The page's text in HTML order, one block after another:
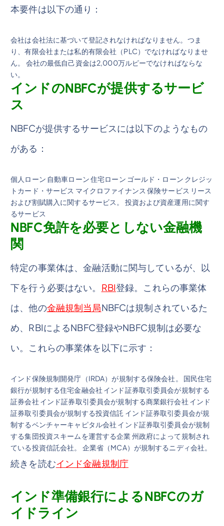
本要件は以下の通り：
会社は会社法に基づいて登記されなければなりません。つま
り、有限会社または私的有限会社（PLC）でなければなりませ
ん。 会社の最低自己資金は2,000万ルピーでなければならな
い。
インドのNBFCが提供するサービ
ス
NBFCが提供するサービスには以下のようなもの
がある：
個人ローン 自動車ローン 住宅ローン ゴールド・ローン クレジッ
トカード・サービス マイクロファイナンス 保険サービス リース
および割賦購入に関するサービス。 投資および資産運用に関す
るサービス
NBFC免許を必要としない金融機
関
特定の事業体は、金融活動に関与しているが、以
下を行う必要はない。 RBI登録。これらの事業体
は、他の金融規制当局NBFCは規制されているた
め、RBIによるNBFC登録やNBFC規制は必要な
い。これらの事業体を以下に示す：
インド保険規制開発庁（IRDA）が規制する保険会社。 国民住宅
銀行が規制する住宅金融会社 インド証券取引委員会が規制する
証券会社 インド証券取引委員会が規制する商業銀行会社 インド
証券取引委員会が規制する投資信託 インド証券取引委員会が規
制するベンチャーキャピタル会社 インド証券取引委員会が規制
する集団投資スキームを運営する企業 州政府によって規制され
ている投資信託会社。 企業省（MCA）が規制するニディ会社。
続きを読むインド金融規制庁
インド準備銀行によるNBFCのガ
イドライン